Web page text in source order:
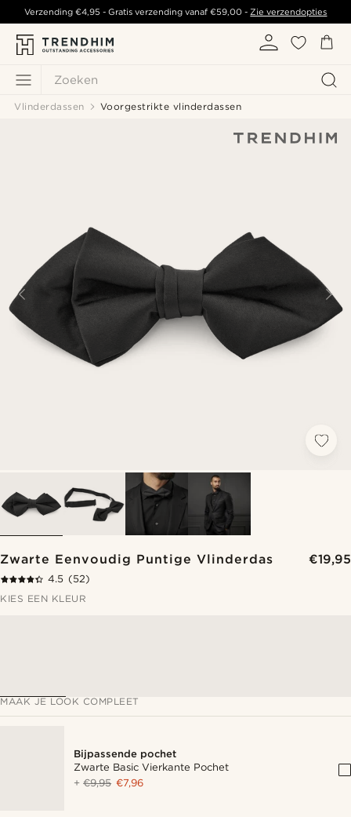
Zoeken
Verzending €4,95 - Gratis verzending vanaf€59,00 -Zie verzendopties
Vlinderdassen Voorgestrikte vlinderdassen
Zwarte Eenvoudig Puntige Vlinderdas €19,95
4.5 (52)
KIES EEN KLEUR
MAAK JE LOOK COMPLEET
Bijpassende pochet
Zwarte Basic Vierkante Pochet
+€9,95 €7,96